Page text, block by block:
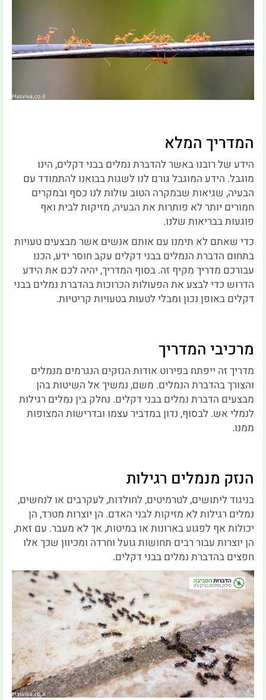
המדריך המלא
הידע של רובנו באשר להדברת נמלים בבני דקלים, הינו
מוגבל. הידע המוגבל גורם לנו לשגות בבואנו להתמודד עם
הבעיה, שגיאות שבמקרה הטוב עולות לנו כסף ובמקרים
חמורים יותר לא פותרות את הבעיה, מזיקות לבית ואף
פוגעות בבריאות שלנו.
כדי שאתם לא תימנו עם אותם אנשים אשר מבצעים טעויות
בתחום הדברת הנמלים בבני דקלים עקב חוסר ידע, הכנו
עבורכם מדריך מקיף זה. בסוף המדריך, יהיה לכם את הידע
הדרוש כדי לבצע את הפעולות הכרוכות בהדברת נמלים בבני
דקלים באופן נכון ומבלי לטעות בטעויות קריטיות.
מרכיבי המדריך
מדריך זה ייפתח בפירוט אודות הנזקים הנגרמים מנמלים
והצורך בהדברת הנמלים. משם, נמשיך אל השיטות בהן
מבצעים הדברת נמלים בבני דקלים. נחלק בין נמלים רגילות
לנמלי אש. לבסוף, נדון במדביר עצמו ובדרישות המצופות
ממנו.
הנזק מנמלים רגילות
בניגוד ליתושים, לטרמיטים, לחולדות, לעקרבים או לנחשים,
נמלים רגילות לא מזיקות לבני האדם. הן יוצרות מטרד, הן
יכולות אף לפגוע בארונות או במיטות, אך לא מעבר. עם זאת,
הן יוצרות עבור רבים תחושות גועל וחרדה ומכיוון שכך אלו
חפצים בהדברת נמלים בבני דקלים.